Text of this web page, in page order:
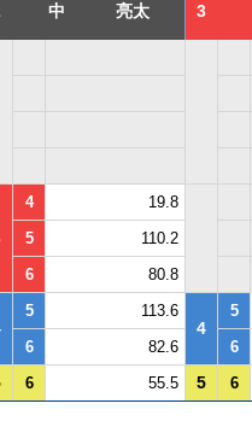
中 亮太 3
4
19.8
5
110.2
6 80.8
5 113.6
4
5
6 82.6 6
6 55.5 5 6